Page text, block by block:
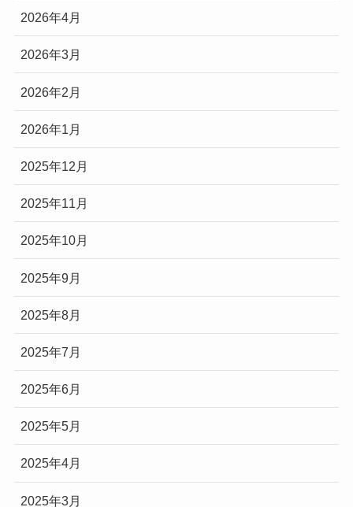
2026年4月
2026年3月
2026年2月
2026年1月
2025年12月
2025年11月
2025年10月
2025年9月
2025年8月
2025年7月
2025年6月
2025年5月
2025年4月
2025年3月